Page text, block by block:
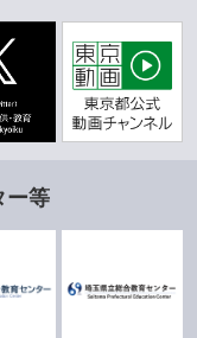
ー等